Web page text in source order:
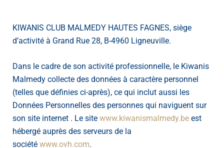
KIWANIS CLUB MALMEDY HAUTES FAGNES, siège
d’activité à Grand Rue 28, B-4960 Ligneuville.
Dans le cadre de son activité professionnelle, le Kiwanis
Malmedy collecte des données à caractère personnel
(telles que définies ci-après), ce qui inclut aussi les
Données Personnelles des personnes qui naviguent sur
son site internet . Le site www.kiwanismalmedy.be est
hébergé auprès des serveurs de la
société www.ovh.com.